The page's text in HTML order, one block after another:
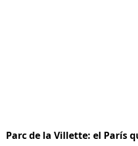
Parc de la Villette: el París